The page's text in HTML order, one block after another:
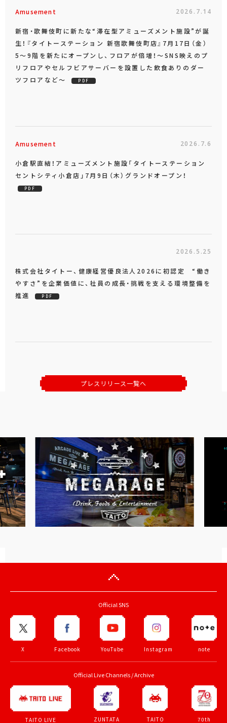
Amusement 2026.7.14
新宿・歌舞伎町に新たな“滞在型アミューズメント施設”が誕
生！『タイトーステーション 新宿歌舞伎町店』7月17日（金）
5～9階を新たにオープンし、フロアが倍増！～SNS映えのプ
リフロアやセルフビアサーバーを設置した飲食ありのダー
ツフロアなど～
PDF
Amusement 2026.7.6
小倉駅直結！アミューズメント施設「タイトーステーション
セントシティ小倉店」7月9日（木）グランドオープン！
PDF
2026.5.25
株式会社タイトー、健康経営優良法人2026に初認定 “働き
やすさ”を企業価値に、社員の成長・挑戦を支える環境整備を
推進
PDF
プレスリリース一覧へ
Official SNS
X Facebook YouTube Instagram note
Official Live Channels / Archive
TAITO LIVE
ZUNTATA
TAITO
70th